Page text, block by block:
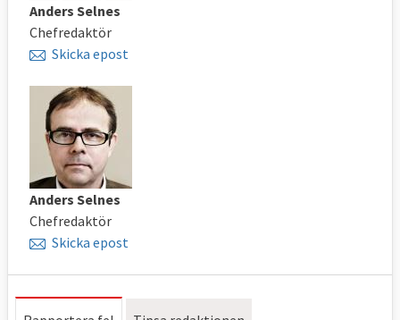
Anders Selnes
Chefredaktör
Skicka epost
Anders Selnes
Chefredaktör
Skicka epost